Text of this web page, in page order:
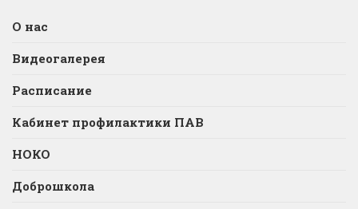
О нас
Видеогалерея
Расписание
Кабинет профилактики ПАВ
НОКО
Доброшкола